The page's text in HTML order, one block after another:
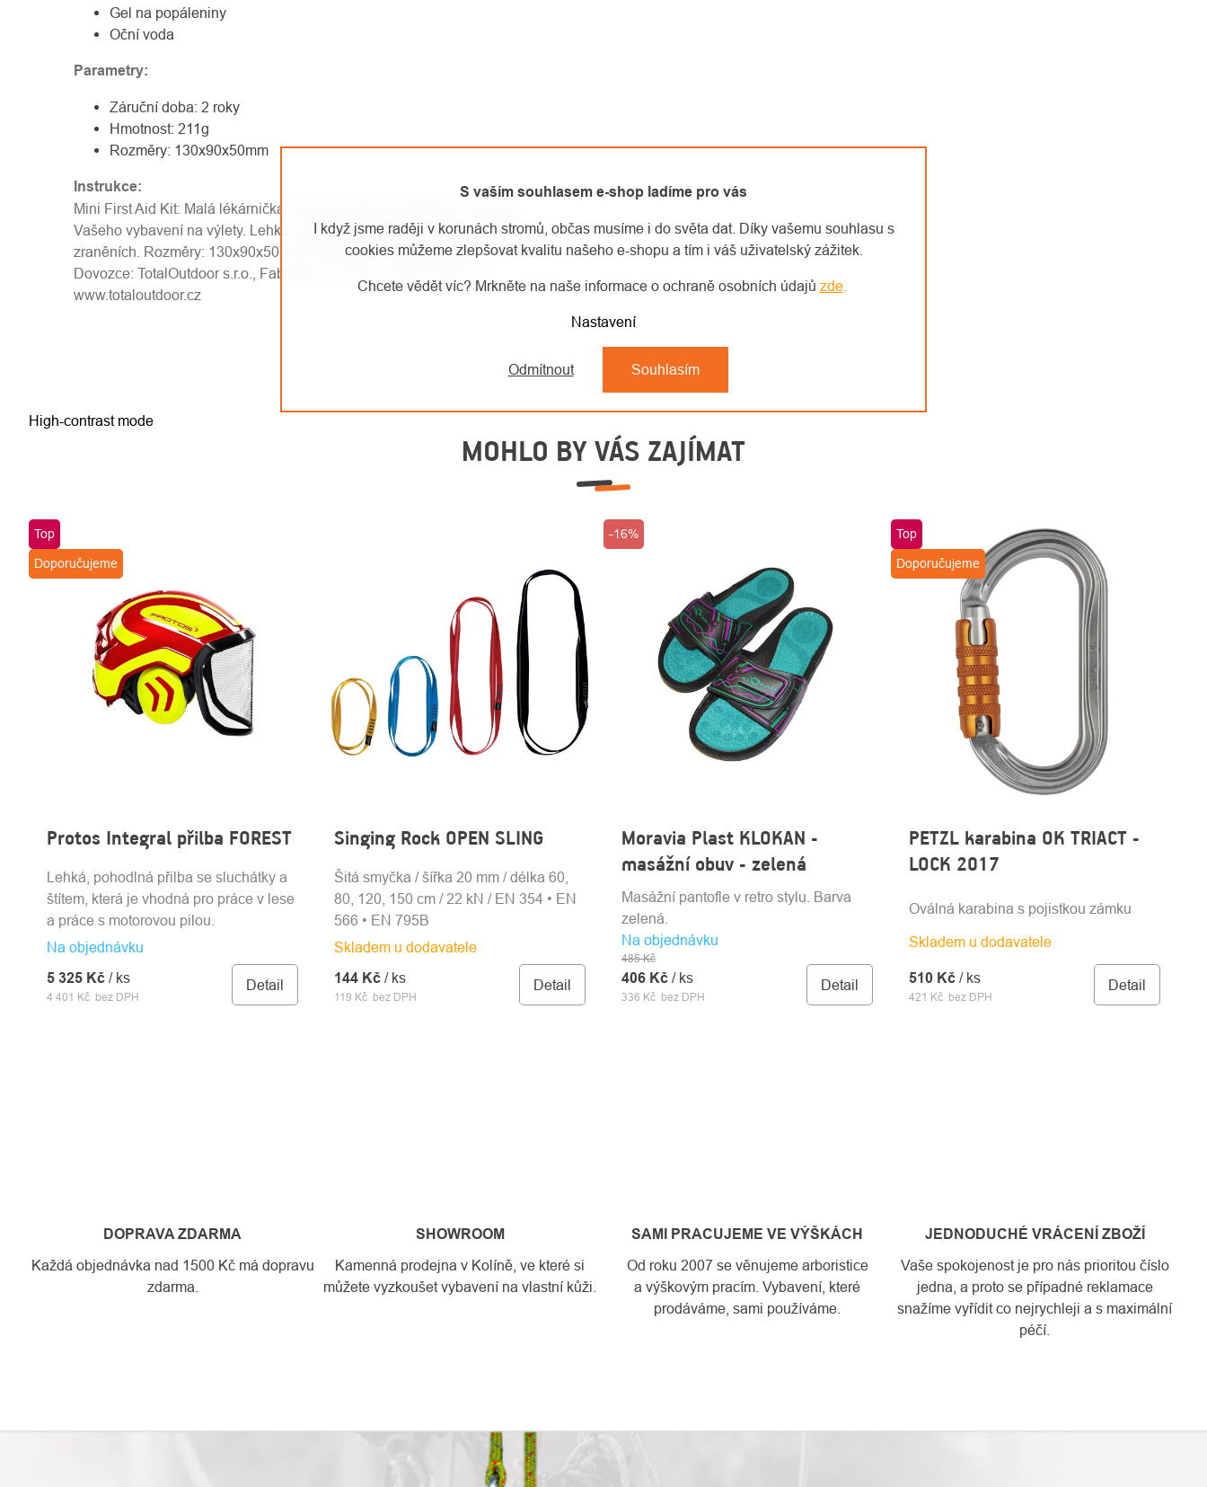
S vaším souhlasem e-shop ladíme pro vás
I když jsme raději v korunách stromů, občas musíme i do světa dat. Díky vašemu souhlasu s
cookies můžeme zlepšovat kvalitu našeho e-shopu a tím i váš uživatelský zážitek.
Chcete vědět víc? Mrkněte na naše informace o ochraně osobních údajů zde.
Nastavení
Odmítnout Souhlasím
Gel na popáleniny
Oční voda
Parametry:
Záruční doba: 2 roky
Hmotnost: 211g
Rozměry: 130x90x50mm
Instrukce:
Mini First Aid Kit: Malá lékárnička, která by měla být základní součástí
Vašeho vybavení na výlety. Lehká a praktická sada první pomoci při lehkých
zraněních. Rozměry: 130x90x50mm Hmotnost: 211g Země původu: UK
Dovozce: TotalOutdoor s.r.o., Fabiánova 1275/6, 150 00 Praha 5,
www.totaloutdoor.cz
High-contrast mode
MOHLO BY VÁS ZAJÍMAT
Top
Doporučujeme
Protos Integral přilba FOREST
Na objednávku
4 401 Kč bez DPH
5 325 Kč / ks Detail
Lehká, pohodlná přilba se sluchátky a
štítem, která je vhodná pro práce v lese
a práce s motorovou pilou.
Singing Rock OPEN SLING
Skladem u dodavatele
119 Kč bez DPH
144 Kč / ks Detail
Šitá smyčka / šířka 20 mm / délka 60,
80, 120, 150 cm / 22 kN / EN 354 • EN
566 • EN 795B
-16%
Moravia Plast KLOKAN -
masážní obuv - zelená
Na objednávku
336 Kč bez DPH
485 Kč
406 Kč / ks Detail
Masážní pantofle v retro stylu. Barva
zelená.
Top
Doporučujeme
PETZL karabina OK TRIACT -
LOCK 2017
Skladem u dodavatele
421 Kč bez DPH
510 Kč / ks Detail
Oválná karabina s pojistkou zámku
DOPRAVA ZDARMA
Každá objednávka nad 1500 Kč má dopravu
zdarma.
SHOWROOM
Kamenná prodejna v Kolíně, ve které si
můžete vyzkoušet vybavení na vlastní kůži.
SAMI PRACUJEME VE VÝŠKÁCH
Od roku 2007 se věnujeme arboristice
a výškovým pracím. Vybavení, které
prodáváme, sami používáme.
JEDNODUCHÉ VRÁCENÍ ZBOŽÍ
Vaše spokojenost je pro nás prioritou číslo
jedna, a proto se případné reklamace
snažíme vyřídit co nejrychleji a s maximální
péčí.